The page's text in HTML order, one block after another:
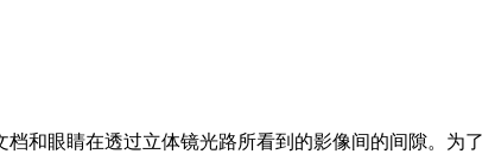
和眼睛在透过立体镜光路所看到的影像间的间隙。为了